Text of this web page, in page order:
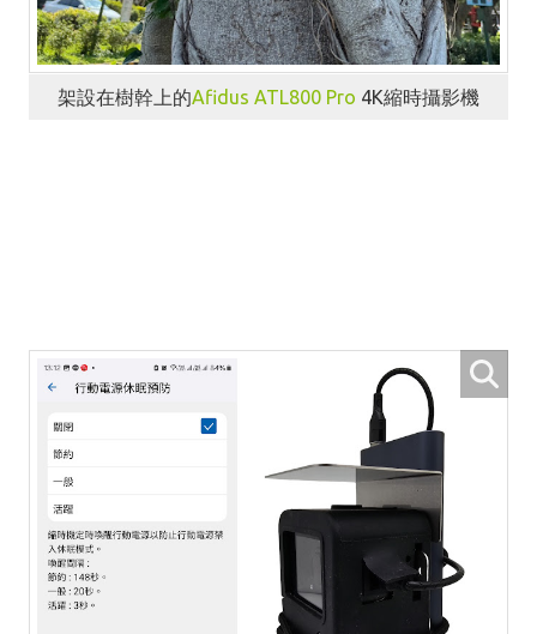
架設在樹幹上的Afidus ATL800 Pro 4K縮時攝影機